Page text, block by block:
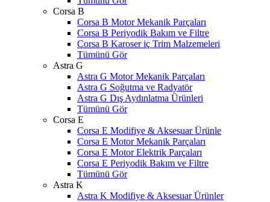
Corsa B
Corsa B Motor Mekanik Parçaları
Corsa B Periyodik Bakım ve Filtre
Corsa B Karoser iç Trim Malzemeleri
Tümünü Gör
Astra G
Astra G Motor Mekanik Parçaları
Astra G Soğutma ve Radyatör
Astra G Dış Aydınlatma Ürünleri
Tümünü Gör
Corsa E
Corsa E Modifiye & Aksesuar Ürünle
Corsa E Motor Mekanik Parçaları
Corsa E Motor Elektrik Parçaları
Corsa E Periyodik Bakım ve Filtre
Tümünü Gör
Astra K
Astra K Modifiye & Aksesuar Ürünler